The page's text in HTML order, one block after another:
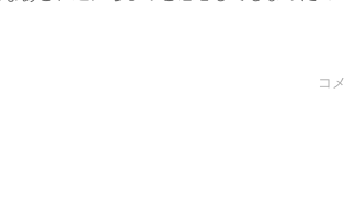
コ